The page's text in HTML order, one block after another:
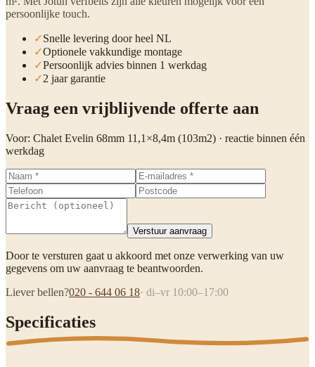
persoonlijke touch.
✓Snelle levering door heel NL
✓Optionele vakkundige montage
✓Persoonlijk advies binnen 1 werkdag
✓2 jaar garantie
Vraag een vrijblijvende offerte aan
Voor: Chalet Evelin 68mm 11,1×8,4m (103m2) · reactie binnen één
werkdag
Verstuur aanvraag
Door te versturen gaat u akkoord met onze verwerking van uw
gegevens om uw aanvraag te beantwoorden.
Liever bellen?020 - 644 06 18· di–vr 10:00–17:00
Specificaties